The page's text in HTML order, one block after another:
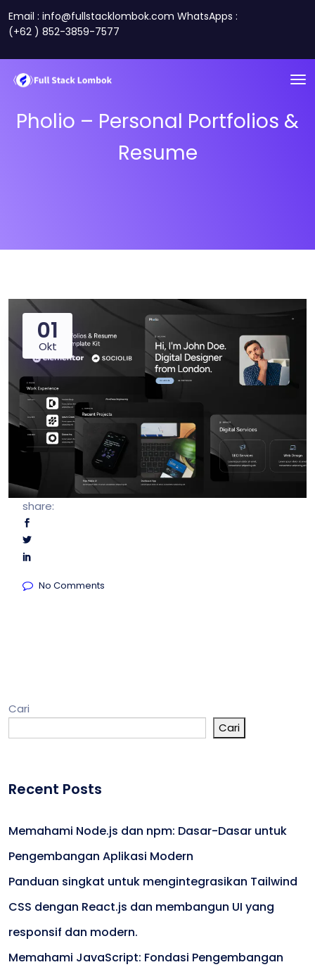
Email : info@fullstacklombok.com WhatsApps :
(+62 ) 852-3859-7577
Pholio – Personal Portfolios &
Resume
01
Okt
share:
No Comments
Cari
Cari
Recent Posts
Memahami Node.js dan npm: Dasar-Dasar untuk
Pengembangan Aplikasi Modern
Panduan singkat untuk mengintegrasikan Tailwind
CSS dengan React.js dan membangun UI yang
responsif dan modern.
Memahami JavaScript: Fondasi Pengembangan